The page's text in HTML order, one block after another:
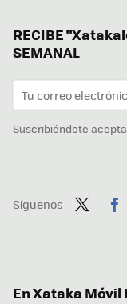
RECIBE
SEMANAL
Suscribiéndote
Síguenos
En Xataka